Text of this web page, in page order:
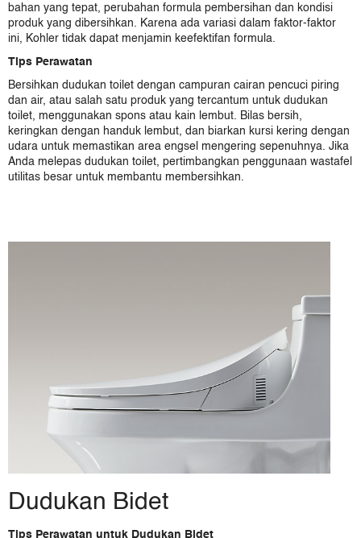
Rada Controls (UK)
Robern
Sterling
bahan yang tepat, perubahan formula pembersihan dan kondisi
produk yang dibersihkan. Karena ada variasi dalam faktor-faktor
ini, Kohler tidak dapat menjamin keefektifan formula.
Tips Perawatan
Bersihkan dudukan toilet dengan campuran cairan pencuci piring
dan air, atau salah satu produk yang tercantum untuk dudukan
toilet, menggunakan spons atau kain lembut. Bilas bersih,
keringkan dengan handuk lembut, dan biarkan kursi kering dengan
udara untuk memastikan area engsel mengering sepenuhnya. Jika
Anda melepas dudukan toilet, pertimbangkan penggunaan wastafel
utilitas besar untuk membantu membersihkan.
Dudukan Bidet
Tips Perawatan untuk Dudukan Bidet